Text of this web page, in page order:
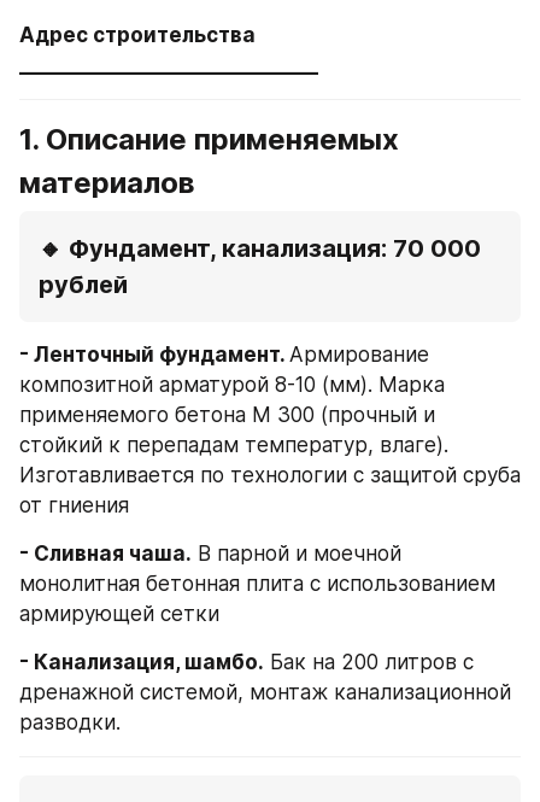
Адрес строительства
1. Описание применяемых
материалов
🔸 Фундамент, канализация: 70 000
рублей
- Ленточный фундамент. Армирование
композитной арматурой 8-10 (мм). Марка
применяемого бетона М 300 (прочный и
стойкий к перепадам температур, влаге).
Изготавливается по технологии с защитой сруба
от гниения
- Сливная чаша. В парной и моечной
монолитная бетонная плита с использованием
армирующей сетки
- Канализация, шамбо. Бак на 200 литров с
дренажной системой, монтаж канализационной
разводки.